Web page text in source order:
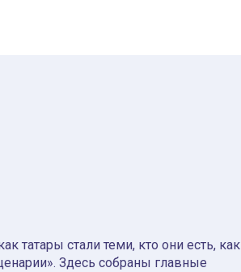
татары стали теми, кто они есть, как
Здесь собраны главные